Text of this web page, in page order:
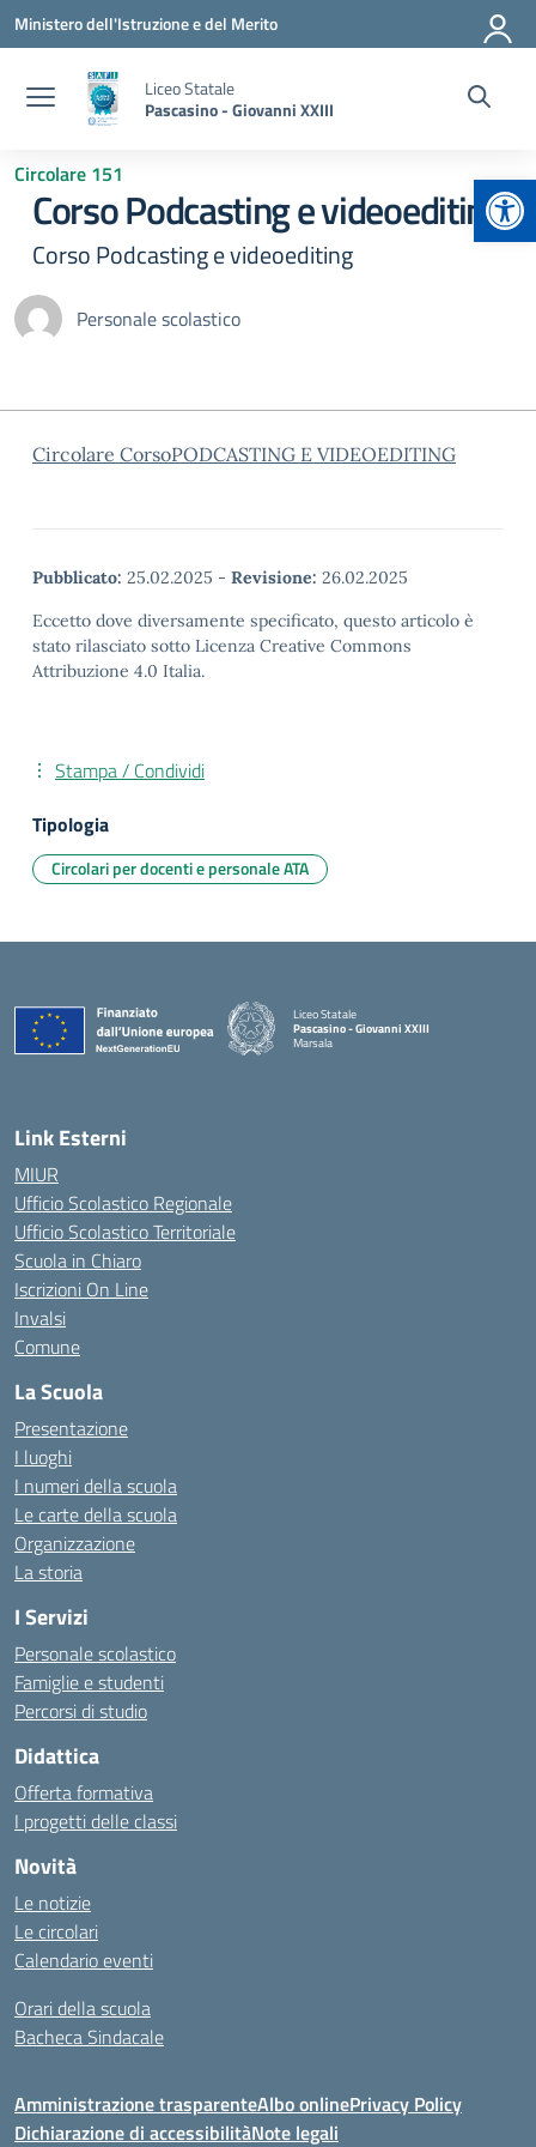
Vai ai contenuti
Vai al menu di navigazione
Vai al footer
Ministero dell'Istruzione e del Merito
Liceo Statale
Pascasino - Giovanni XXIII
Circolare 151
Corso Podcasting e videoediting
Corso Podcasting e videoediting
Personale scolastico
Circolare CorsoPODCASTING E VIDEOEDITING
Pubblicato: 25.02.2025 - Revisione: 26.02.2025
Eccetto dove diversamente specificato, questo articolo è
stato rilasciato sotto Licenza Creative Commons
Attribuzione 4.0 Italia.
Stampa / Condividi
Tipologia
Circolari per docenti e personale ATA
Liceo Statale
Pascasino - Giovanni XXIII
Marsala
Link Esterni
MIUR
Ufficio Scolastico Regionale
Ufficio Scolastico Territoriale
Scuola in Chiaro
Iscrizioni On Line
Invalsi
Comune
La Scuola
Presentazione
I luoghi
I numeri della scuola
Le carte della scuola
Organizzazione
La storia
I Servizi
Personale scolastico
Famiglie e studenti
Percorsi di studio
Didattica
Offerta formativa
I progetti delle classi
Novità
Le notizie
Le circolari
Calendario eventi
Orari della scuola
Bacheca Sindacale
Amministrazione trasparenteAlbo onlinePrivacy Policy
Dichiarazione di accessibilitàNote legali